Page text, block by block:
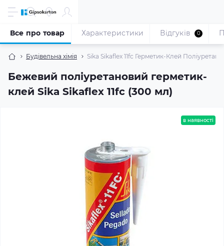
Будівельна хімія Sika Sikaflex 11fc Герметик-Клей
Бежевий поліуретановий герметик-
клей Sika Sikaflex 11fc (300 мл)
Все про товар Характеристики Відгуків 0
в наявності